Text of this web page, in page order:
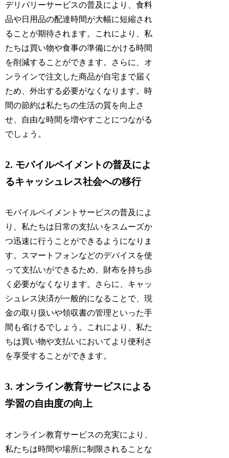
デリバリーサービスの普及により、食料
品や日用品の配達時間が大幅に短縮され
ることが期待されます。これにより、私
たちは買い物や食事の準備にかける時間
を削減することができます。さらに、オ
ンラインで注文した商品が自宅まで届く
ため、外出する必要がなくなります。時
間の節約は私たちの生活の質を向上さ
せ、自由な時間を増やすことにつながる
でしょう。
2. モバイルペイメントの普及によ
るキャッシュレス社会への移行
モバイルペイメントサービスの普及によ
り、私たちは日常の支払いをスムーズか
つ迅速に行うことができるようになりま
す。スマートフォンなどのデバイスを使
って支払いができるため、財布を持ち歩
く必要がなくなります。さらに、キャッ
シュレス決済が一般的になることで、現
金の取り扱いや領収書の管理といった手
間も省けるでしょう。これにより、私た
ちは買い物や支払いにおいてより便利さ
を享受することができます。
3. オンライン教育サービスによる
学習の自由度の向上
オンライン教育サービスの充実により、
私たちは時間や場所に制限されることな